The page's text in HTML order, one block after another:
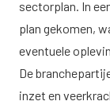
sectorplan. In
plan gekomen,
eventuele
De
inzet en